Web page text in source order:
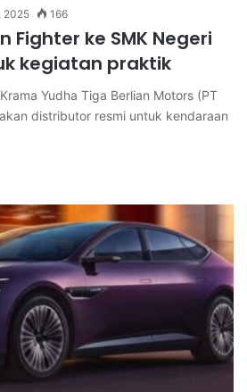
2025 166
Fighter ke SMK Negeri
kegiatan praktik
Yudha Tiga Berlian Motors (PT
distributor resmi untuk kendaraan